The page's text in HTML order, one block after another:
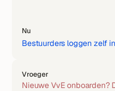
Bestuurders loggen zelf
Nu
Vroeger
Nieuwe VvE onboarden?